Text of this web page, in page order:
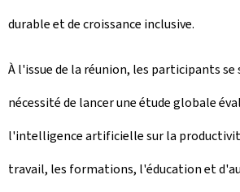
durable et de croissance inclusive.
À l'issue de la réunion, les participants se
nécessité de lancer une étude globale
l'intelligence artificielle sur la
travail, les formations, l'éducation et